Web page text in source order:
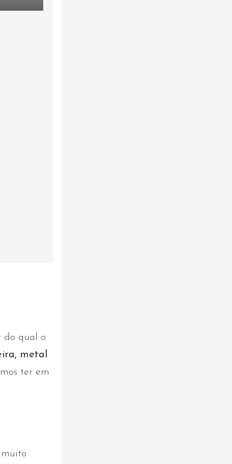
do qual o
metal
ter em